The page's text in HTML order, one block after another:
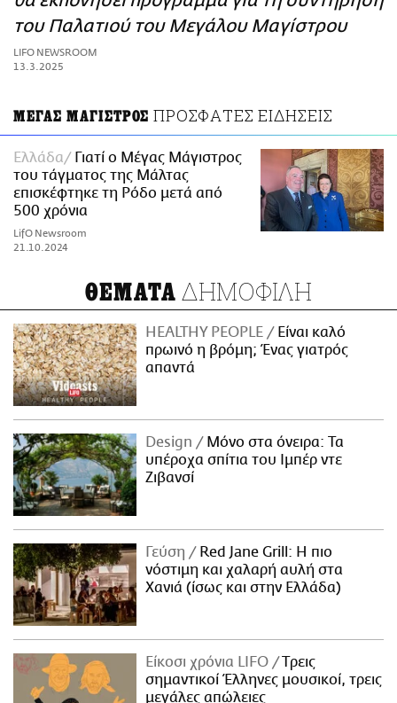
ΑΜΠΑ
PRINT
του Παλατιού του Μεγάλου Μαγίστρου
LIFO NEWSROOM
13.3.2025
ΜΕΓΑΣ ΜΑΓΙΣΤΡΟΣ ΠΡΟΣΦΑΤΕΣ ΕΙΔΗΣΕΙΣ
Ελλάδα
Γιατί ο Μέγας Μάγιστρος
του τάγματος της Μάλτας
επισκέφτηκε τη Ρόδο μετά από
500 χρόνια
LifO Newsroom
21.10.2024
ΘΕΜΑΤΑ ΔΗΜΟΦΙΛΗ
HEALTHY PEOPLE
Είναι καλό
πρωινό η βρόμη; Ένας γιατρός
απαντά
Design
Μόνο στα όνειρα: Τα
υπέροχα σπίτια του Ιμπέρ ντε
Ζιβανσί
Γεύση
Red Jane Grill: Η πιο
νόστιμη και χαλαρή αυλή στα
Χανιά (ίσως και στην Ελλάδα)
Είκοσι χρόνια LIFO
Tρεις
σημαντικοί Έλληνες μουσικοί, τρεις
μεγάλες απώλειες